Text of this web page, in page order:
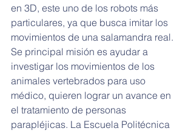
en 3D, este uno de los robots más
particulares, ya que busca imitar los
movimientos de una salamandra real.
Se principal misión es ayudar a
investigar los movimientos de los
animales vertebrados para uso
médico, quieren lograr un avance en
el tratamiento de personas
parapléjicas. La Escuela Politécnica